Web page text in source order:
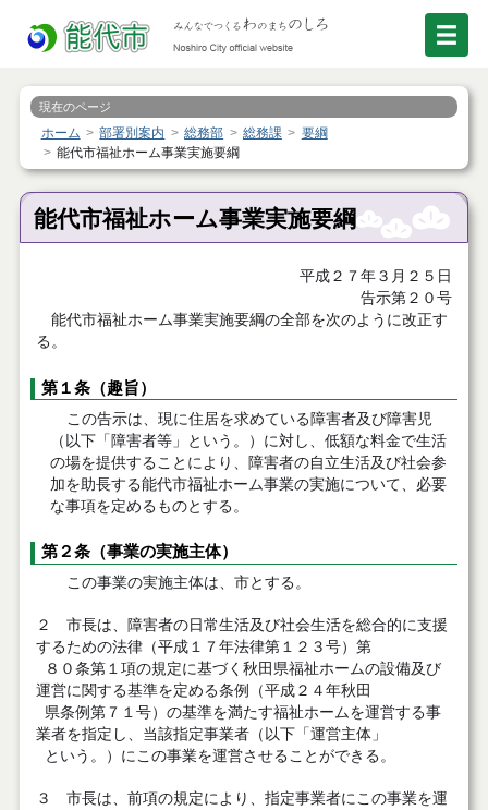
現在のページ
ホーム 部署別案内 総務部 総務課
要綱
能代市福祉ホーム事業実施要綱
能代市福祉ホーム事業実施要綱
平成２７年３月２５日
告示第２０号
能代市福祉ホーム事業実施要綱の全部を次のように改正す
る。
第１条（趣旨）
この告示は、現に住居を求めている障害者及び障害児
（以下「障害者等」という。）に対し、低額な料金で生活
の場を提供することにより、障害者の自立生活及び社会参
加を助長する能代市福祉ホーム事業の実施について、必要
な事項を定めるものとする。
第２条（事業の実施主体）
この事業の実施主体は、市とする。
２ 市長は、障害者の日常生活及び社会生活を総合的に支援
するための法律（平成１７年法律第１２３号）第
８０条第１項の規定に基づく秋田県福祉ホームの設備及び
運営に関する基準を定める条例（平成２４年秋田
県条例第７１号）の基準を満たす福祉ホームを運営する事
業者を指定し、当該指定事業者（以下「運営主体」
という。）にこの事業を運営させることができる。
３ 市長は、前項の規定により、指定事業者にこの事業を運